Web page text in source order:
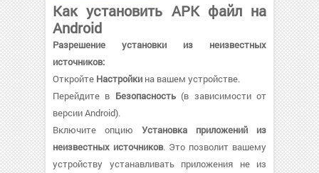
Как установить APK файл на
Android
Разрешение установки из неизвестных
источников:
Откройте Настройки на вашем устройстве.
Перейдите в Безопасность(в зависимости от
версии Android).
Включите опцию Установка приложений из
неизвестных источников. Это позволит вашему
устройству устанавливать приложения не из